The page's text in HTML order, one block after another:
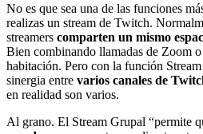
No es que sea una de las funciones
realizas un stream de Twitch.
streamers comparten un mismo
Bien combinando llamadas de Zoom
habitación. Pero con la función
sinergia entre varios canales de
en realidad son varios.
Al grano. El Stream Grupal “permite